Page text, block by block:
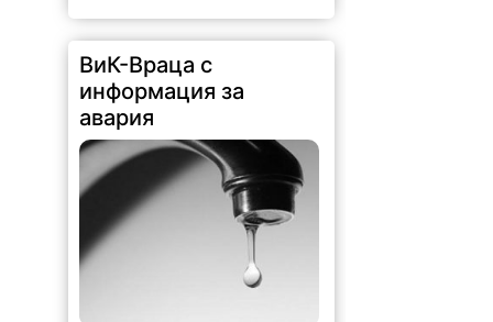
2026-08-07 10:31:48
"Водоснабдяване и канализация“
ООД – Враца уведомява своите
потребители, че поради
възникнала аварийна ситуация е